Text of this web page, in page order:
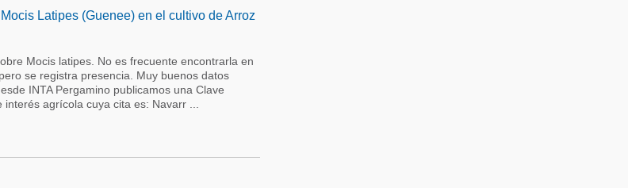
Latipes (Guenee) en el cultivo de Arroz
Mocis latipes. No es frecuente encontrarla en
se registra presencia. Muy buenos datos
INTA Pergamino publicamos una Clave
agrícola cuya cita es: Navarr ...